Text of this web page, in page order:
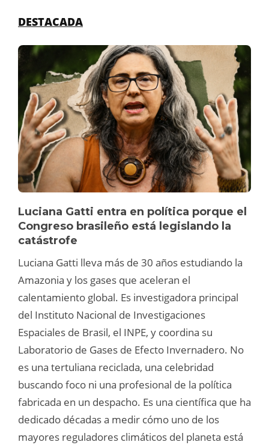
DESTACADA
Luciana Gatti entra en política porque el
Congreso brasileño está legislando la
catástrofe
Luciana Gatti lleva más de 30 años estudiando la
Amazonia y los gases que aceleran el
calentamiento global. Es investigadora principal
del Instituto Nacional de Investigaciones
Espaciales de Brasil, el INPE, y coordina su
Laboratorio de Gases de Efecto Invernadero. No
es una tertuliana reciclada, una celebridad
buscando foco ni una profesional de la política
fabricada en un despacho. Es una científica que ha
dedicado décadas a medir cómo uno de los
mayores reguladores climáticos del planeta está